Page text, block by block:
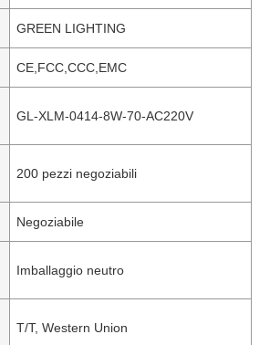
GREEN LIGHTING
CE,FCC,CCC,EMC
GL-XLM-0414-8W-70-AC220V
200 pezzi negoziabili
Negoziabile
Imballaggio neutro
T/T, Western Union